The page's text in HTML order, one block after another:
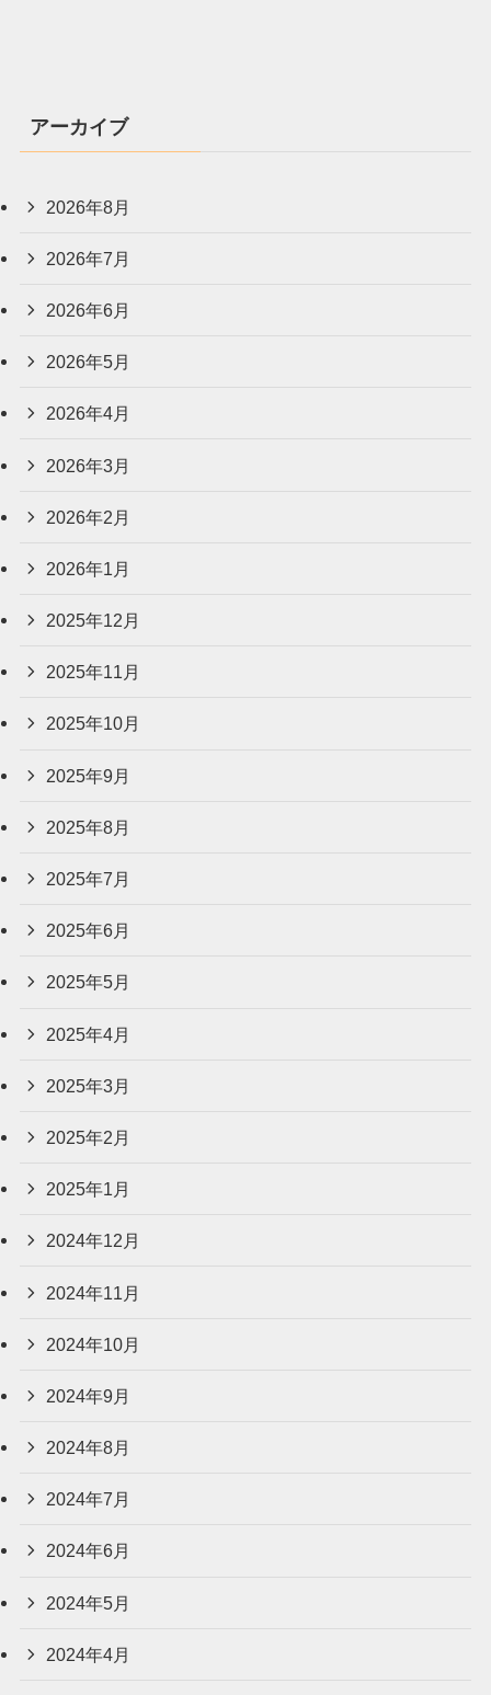
アーカイブ
2026年8月
2026年7月
2026年6月
2026年5月
2026年4月
2026年3月
2026年2月
2026年1月
2025年12月
2025年11月
2025年10月
2025年9月
2025年8月
2025年7月
2025年6月
2025年5月
2025年4月
2025年3月
2025年2月
2025年1月
2024年12月
2024年11月
2024年10月
2024年9月
2024年8月
2024年7月
2024年6月
2024年5月
2024年4月